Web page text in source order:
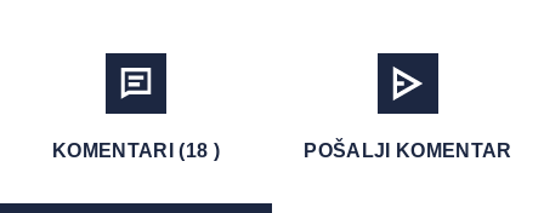
KOMENTARI (18 ) POŠALJI KOMENTAR